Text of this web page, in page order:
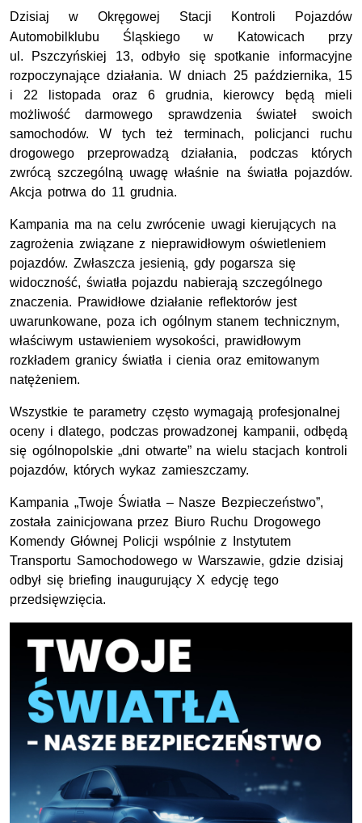
Dzisiaj w Okręgowej Stacji Kontroli Pojazdów
Automobilklubu Śląskiego w Katowicach przy
ul . Pszczyńskiej 13, odbyło się spotkanie informacyjne
rozpoczynające działania. W dniach 25 października, 15
i 22 listopada oraz 6 grudnia, kierowcy będą mieli
możliwość darmowego sprawdzenia świateł swoich
samochodów. W tych też terminach, policjanci ruchu
drogowego przeprowadzą działania, podczas których
zwrócą szczególną uwagę właśnie na światła pojazdów.
Akcja potrwa do 11 grudnia.
Kampania ma na celu zwrócenie uwagi kierujących na
zagrożenia związane z nieprawidłowym oświetleniem
pojazdów. Zwłaszcza jesienią, gdy pogarsza się
widoczność, światła pojazdu nabierają szczególnego
znaczenia. Prawidłowe działanie reflektorów jest
uwarunkowane, poza ich ogólnym stanem technicznym,
właściwym ustawieniem wysokości, prawidłowym
rozkładem granicy światła i cienia oraz emitowanym
natężeniem.
Wszystkie te parametry często wymagają profesjonalnej
oceny i dlatego, podczas prowadzonej kampanii, odbędą
się ogólnopolskie „dni otwarte” na wielu stacjach kontroli
pojazdów, których wykaz zamieszczamy.
Kampania „Twoje Światła – Nasze Bezpieczeństwo”,
została zainicjowana przez Biuro Ruchu Drogowego
Komendy Głównej Policji wspólnie z Instytutem
Transportu Samochodowego w Warszawie, gdzie dzisiaj
odbył się briefing inaugurujący X edycję tego
przedsięwzięcia.